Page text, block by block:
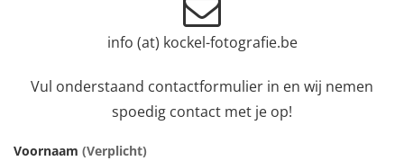
info (at) kockel-fotografie.be
Vul onderstaand contactformulier in en wij nemen
spoedig contact met je op!
Voornaam (Verplicht)